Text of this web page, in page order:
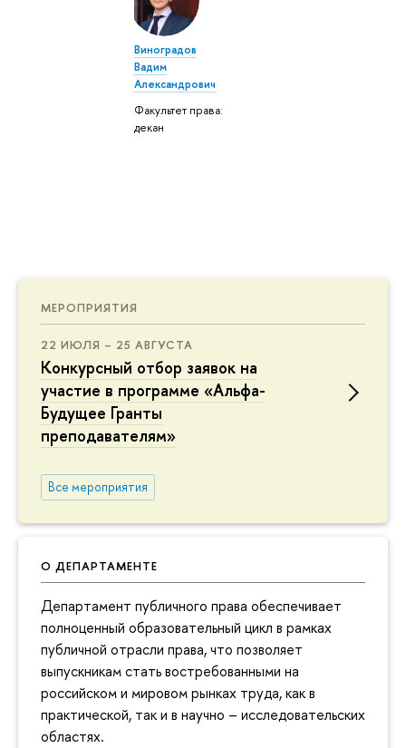
МЕРОПРИЯТИЯ
22 ИЮЛЯ – 25 АВГУСТА
Конкурсный отбор заявок на
участие в программе «Альфа-
Будущее Гранты
преподавателям»
Все мероприятия
О ДЕПАРТАМЕНТЕ
Департамент публичного права обеспечивает
полноценный образовательный цикл в рамках
публичной отрасли права, что позволяет
выпускникам стать востребованными на
российском и мировом рынках труда, как в
практической, так и в научно – исследовательских
областях.
Виноградов
Вадим
Александрович
Факультет права:
декан